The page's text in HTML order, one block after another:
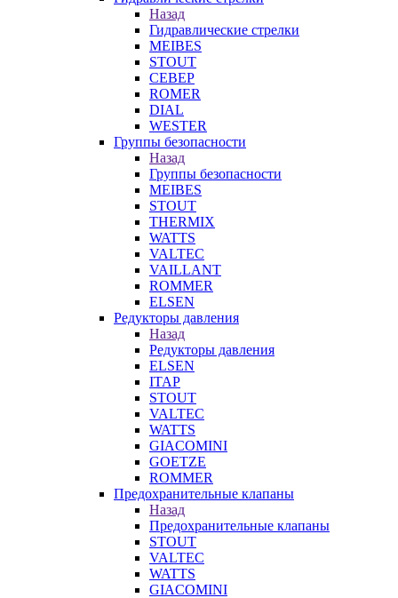
Назад
Гидравлические стрелки
MEIBES
STOUT
СЕВЕР
ROMER
DIAL
WESTER
Группы безопасности
Назад
Группы безопасности
MEIBES
STOUT
THERMIX
WATTS
VALTEC
VAILLANT
ROMMER
ELSEN
Редукторы давления
Назад
Редукторы давления
ELSEN
ITAP
STOUT
VALTEC
WATTS
GIACOMINI
GOETZE
ROMMER
Предохранительные клапаны
Назад
Предохранительные клапаны
STOUT
VALTEC
WATTS
GIACOMINI